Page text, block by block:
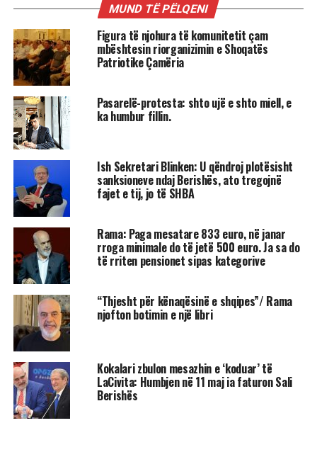
MUND TË PËLQENI
Figura të njohura të komunitetit çam
mbështesin riorganizimin e Shoqatës
Patriotike Çamëria
Pasarelë-protesta: shto ujë e shto miell, e
ka humbur fillin.
Ish Sekretari Blinken: U qëndroj plotësisht
sanksioneve ndaj Berishës, ato tregojnë
fajet e tij, jo të SHBA
Rama: Paga mesatare 833 euro, në janar
rroga minimale do të jetë 500 euro. Ja sa do
të rriten pensionet sipas kategorive
“Thjesht për kënaqësinë e shqipes”/ Rama
njofton botimin e një libri
Kokalari zbulon mesazhin e ‘koduar’ të
LaCivita: Humbjen në 11 maj ia faturon Sali
Berishës